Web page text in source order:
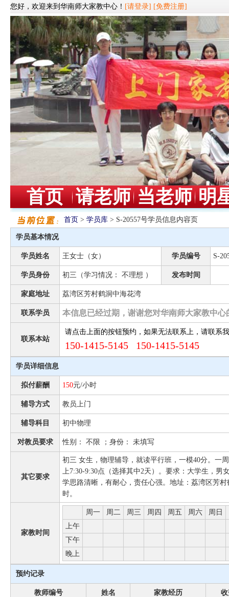
您好，欢迎来到华南师大家教中心！ [请登录] [免费注册]
首页 请老师 当老师 明
首页 > 学员库 > S-20557号学员信息内容页
学员基本情况
学员姓名 王女士（女） 学员编号 S-
学员身份 初三（学习情况： 不理想 ） 发布时间
家庭地址 荔湾区芳村鹤洞中海花湾
联系学员 本信息已经过期，谢谢您对华南师大家教中心
联系本站
请点击上面的按钮预约，如果无法联系上，请联系
150-1415-5145 150-1415-5145
学员详细信息
拟付薪酬 150元/小时
辅导方式 教员上门
辅导科目 初中物理
对教员要求 性别： 不限 ；身份： 未填写
其它要求
初三 女生，物理辅导，就读平行班，一模40分。一
上7:30-9:30点（选择其中2天）。要求：大学生，男
学思路清晰，有耐心，责任心强。地址：荔湾区芳
时。
家教时间
周一 周二 周三 周四 周五 周六 周日
上午
下午
晚上
预约记录
教师编号 姓名 家教经历